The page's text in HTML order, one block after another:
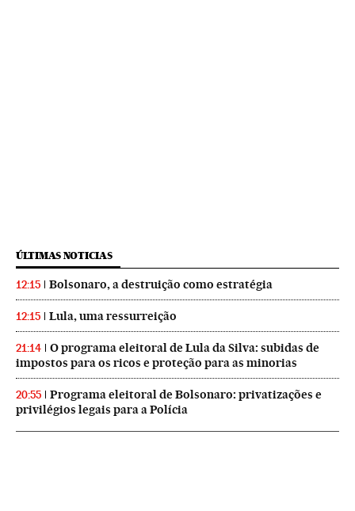
ÚLTIMAS NOTICIAS
12:15 Bolsonaro, a destruição como estratégia
12:15 Lula, uma ressurreição
21:14
O programa eleitoral de Lula da Silva: subidas de
impostos para os ricos e proteção para as minorias
20:55
Programa eleitoral de Bolsonaro: privatizações e
privilégios legais para a Polícia